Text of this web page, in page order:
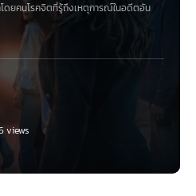
ดยคนโรคจิตที่รู้ถึงเหตุการณ์ในอดีตอัน
views